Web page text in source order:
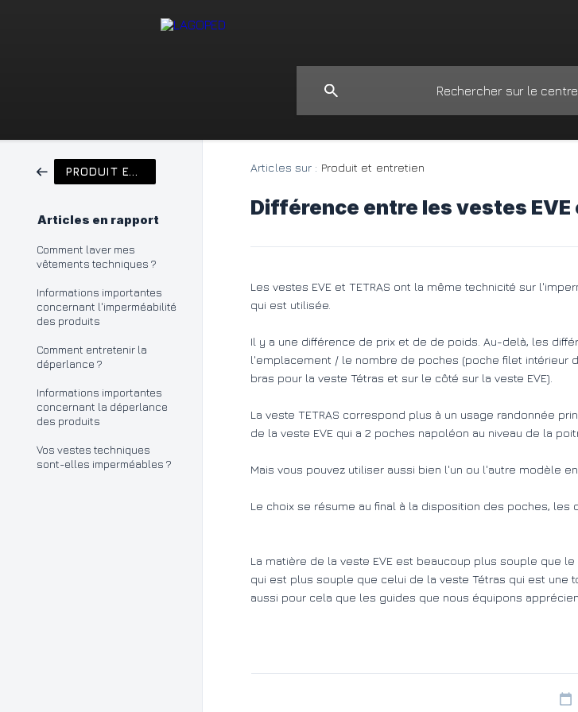
PRODUIT ET ENTRETIEN
Articles en rapport
Comment laver mes
vêtements techniques ?
Informations importantes
concernant l'imperméabilité
des produits
Comment entretenir la
déperlance ?
Informations importantes
concernant la déperlance
des produits
Vos vestes techniques
sont-elles imperméables ?
Articles sur : Produit et entretien
Différence entre les vestes EVE
Les vestes EVE et TETRAS ont la même technicité sur
qui est utilisée.
Il y a une différence de prix et de de poids. Au-delà, les
l'emplacement / le nombre de poches (poche filet intérieur
bras pour la veste Tétras et sur le côté sur la veste EVE).
La veste TETRAS correspond plus à un usage randonnée
de la veste EVE qui a 2 poches napoléon au niveau de la
Mais vous pouvez utiliser aussi bien l'un ou l'autre modèle en
Le choix se résume au final à la disposition des poches,
La matière de la veste EVE est beaucoup plus souple que
qui est plus souple que celui de la veste Tétras qui est une
aussi pour cela que les guides que nous équipons